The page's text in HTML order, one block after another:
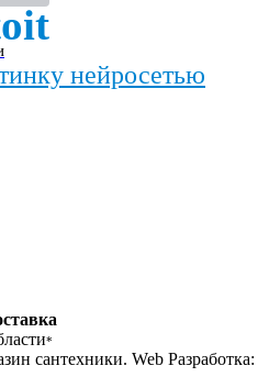
нейросетью
*
сантехники. Web Разработка: